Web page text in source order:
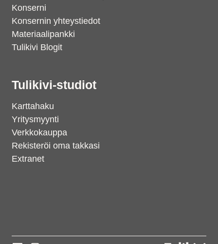
Konserni
Konsernin yhteystiedot
Materiaalipankki
Tulikivi Blogit
Tulikivi-studiot
Karttahaku
Yritysmyynti
Verkkokauppa
Rekisteröi oma takkasi
Extranet
today?